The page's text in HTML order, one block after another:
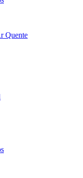
Quente